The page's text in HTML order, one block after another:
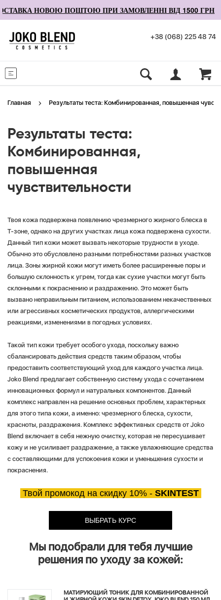
НОВОЮ ПОШТОЮ ПРИ ЗАМОВЛЕННІ ВІД 1500 ГРН
+38 (068) 225 48 74
Главная Результаты теста: Комбинированная, повышенная
Результаты теста:
Комбинированная,
повышенная
чувствительности
Твоя кожа подвержена появлению чрезмерного жирного блеска в
T-зоне, однако на других участках лица кожа подвержена сухости.
Данный тип кожи может вызвать некоторые трудности в уходе.
Обычно это обусловлено разными потребностями разных участков
лица. Зоны жирной кожи могут иметь более расширенные поры и
большую склонность к угрем, тогда как сухие участки могут быть
склонными к покраснению и раздражению. Это может быть
вызвано неправильным питанием, использованием некачественных
или агрессивных косметических продуктов, аллергическими
реакциями, изменениями в погодных условиях.
Такой тип кожи требует особого ухода, поскольку важно
сбалансировать действия средств таким образом, чтобы
предоставить соответствующий уход для каждого участка лица.
Joko Blend предлагает собственную систему ухода с сочетанием
инновационных формул и натуральных компонентов. Данный
комплекс направлен на решение основных проблем, характерных
для этого типа кожи, а именно: чрезмерного блеска, сухости,
красноты, раздражения. Комплекс эффективных средств от Joko
Blend включает в себя нежную очистку, которая не пересушивает
кожу и не усиливает раздражение, а также увлажняющие средства
с составляющими для успокоения кожи и уменьшения сухости и
покраснения.
Твой промокод на скидку 10% - SKINTEST
ВЫБРАТЬ КУРС
Мы подобрали для тебя лучшие
решения по уходу за кожей:
МАТИРУЮЩИЙ ТОНИК ДЛЯ КОМБИНИРОВАННОЙ